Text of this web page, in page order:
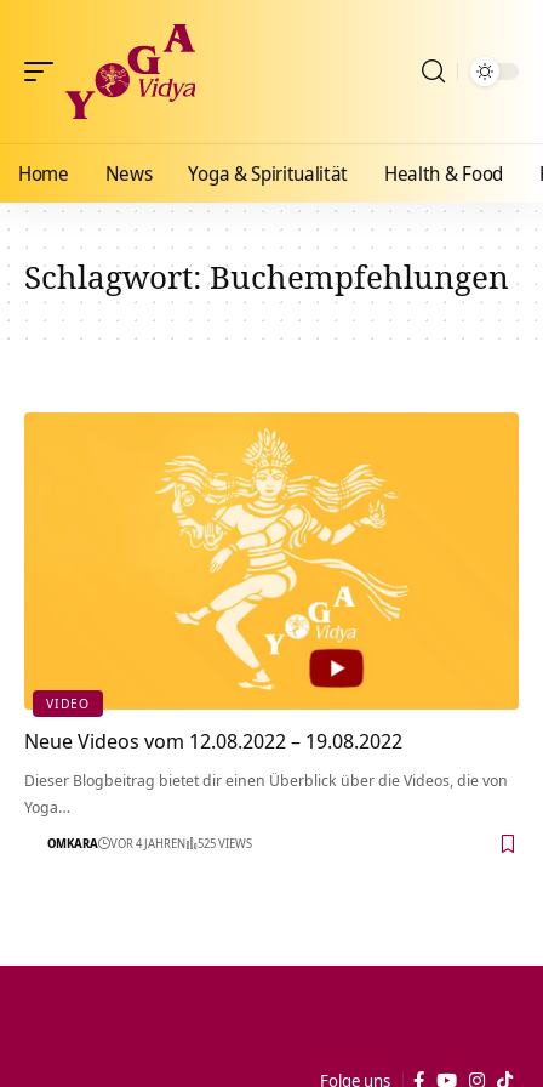
Home News Yoga & Spiritualität Health & Food
Schlagwort:Buchempfehlungen
VIDEO
Neue Videos vom 12.08.2022 – 19.08.2022
Dieser Blogbeitrag bietet dir einen Überblick über die Videos, die von
Yoga…
OMKARA VOR 4 JAHREN 525 VIEWS
Folge uns